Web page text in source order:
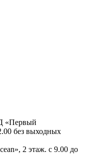
«Первый
без выходных
2 этаж. с 9.00 до